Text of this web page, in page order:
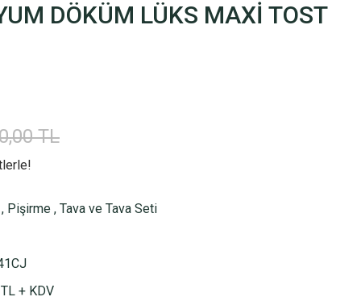
DÖKÜM LÜKS MAXİ TOST
TL
, Pişirme , Tava ve Tava Seti
+ KDV